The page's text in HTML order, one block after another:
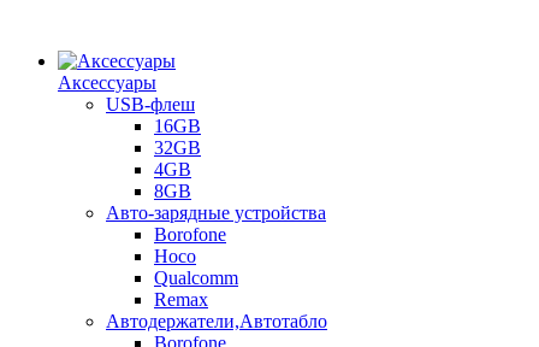
Аксессуары
USB-флеш
16GB
32GB
4GB
8GB
Авто-зарядные устройства
Borofone
Hoco
Qualcomm
Remax
Автодержатели,Автотабло
Borofone